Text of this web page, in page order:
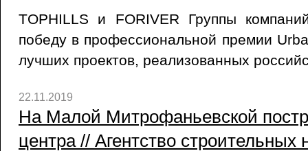
TOPHILLS и FORIVER Группы
победу в профессиональной премии
лучших проектов, реализованных
22.11.2019
На Малой Митрофаньевской
центра // Агентство строительных